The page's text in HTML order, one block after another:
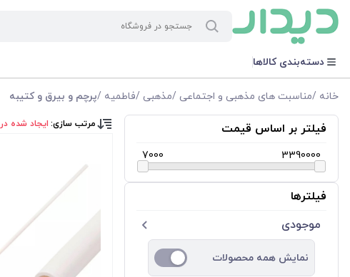
دسته‌بندی کالاها
خانه /مناسبت های مذهبی و اجتماعی /مذهبی /فاطمیه /پرچم و بیرق و کتیبه
فیلتر بر اساس قیمت
7000 3390000
فیلترها
موجودی
نمایش همه محصولات
مرتب سازی: ایجاد شده در